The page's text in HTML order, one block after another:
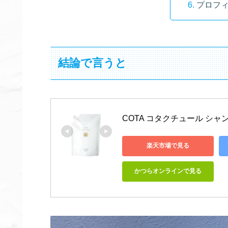
プロフ
結論で言うと
COTA コタクチュール シャ
楽天市場で見る
かつらオンラインで見る